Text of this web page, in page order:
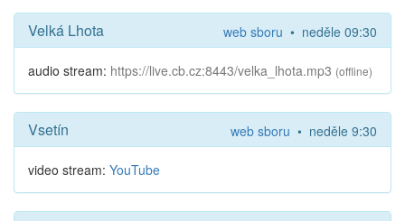
web sboru • neděle 09:30
Velká Lhota
audio stream: https://live.cb.cz:8443/velka_lhota.mp3 (offline)
web sboru • neděle 9:30
Vsetín
video stream: YouTube